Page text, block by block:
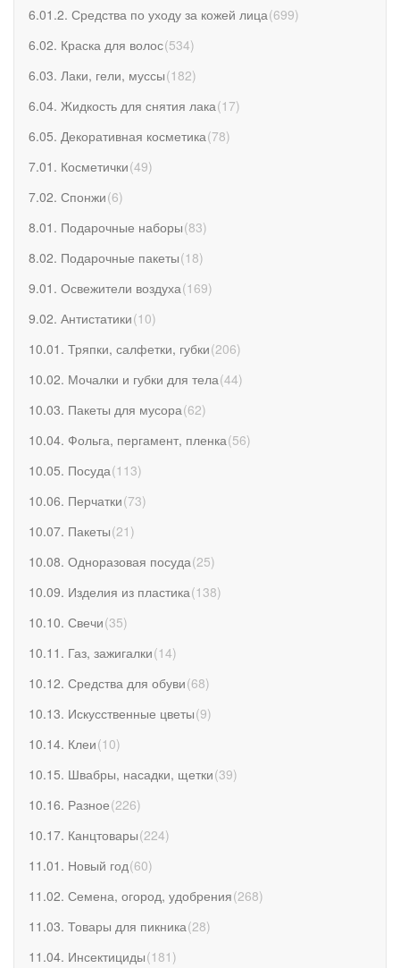
6.01.2. Средства по уходу за кожей лица(699)
6.02. Краска для волос(534)
6.03. Лаки, гели, муссы(182)
6.04. Жидкость для снятия лака(17)
6.05. Декоративная косметика(78)
7.01. Косметички(49)
7.02. Спонжи(6)
8.01. Подарочные наборы(83)
8.02. Подарочные пакеты(18)
9.01. Освежители воздуха(169)
9.02. Антистатики(10)
10.01. Тряпки, салфетки, губки(206)
10.02. Мочалки и губки для тела(44)
10.03. Пакеты для мусора(62)
10.04. Фольга, пергамент, пленка(56)
10.05. Посуда(113)
10.06. Перчатки(73)
10.07. Пакеты(21 )
10.08. Одноразовая посуда(25)
10.09. Изделия из пластика(138)
10.10. Свечи(35)
10.11. Газ, зажигалки(14)
10.12. Средства для обуви(68)
10.13. Искусственные цветы(9)
10.14. Клеи(10)
10.15. Швабры, насадки, щетки(39)
10.16. Разное(226)
10.17. Канцтовары(224)
11.01. Новый год(60)
11.02. Семена, огород, удобрения(268)
11.03. Товары для пикника(28)
11.04. Инсектициды(181 )